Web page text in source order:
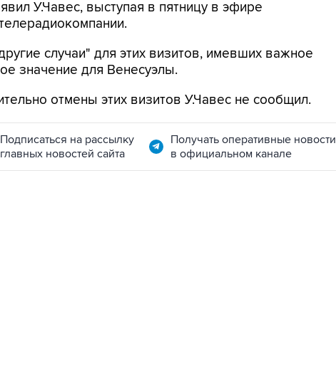
У.Чавес, выступая в пятницу в эфире
случаи" для этих визитов, имевших важное
значение для Венесуэлы.
отмены этих визитов У.Чавес не сообщил.
Подписаться на рассылку
главных новостей сайта
Получать оперативные новости
в официальном канале